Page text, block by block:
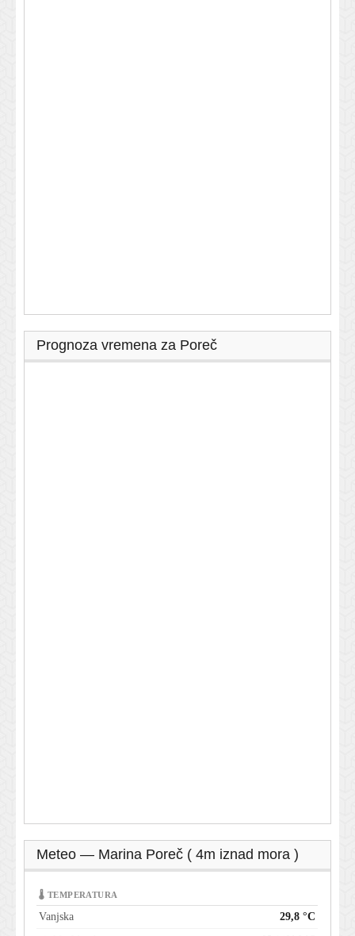
Prognoza vremena za Poreč
Meteo — Marina Poreč ( 4m iznad mora )
🌡 TEMPERATURA
Vanjska 29,8 °C